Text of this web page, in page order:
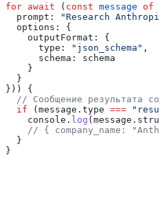
for await ( const message of
  prompt:
"Research
  options:
{
    outputFormat:
{
      type:
"json_schema" ,
      schema:
schema
    }
  }
})) {
// Сообщение результата
  if
( message . type ===
    console
. log ( message .
// { company_name:
  }
}